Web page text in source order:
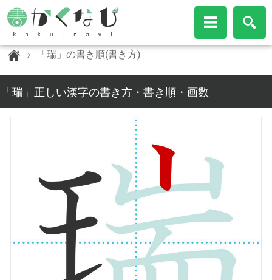
「瑞」の書き順(書き方)
「瑞」正しい漢字の書き方・書き順・画数